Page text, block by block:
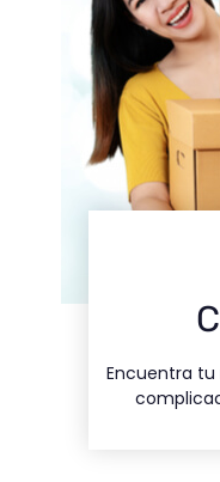
Encuentra tu